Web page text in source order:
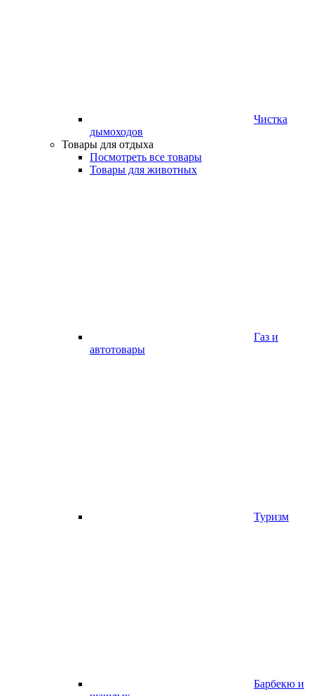
Чистка
дымоходов
Товары для отдыха
Посмотреть все товары
Товары для животных
Газ и
автотовары
Туризм
Барбекю и